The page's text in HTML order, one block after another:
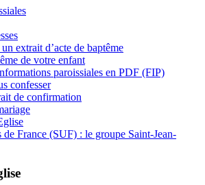
extrait d’acte de baptême
de votre enfant
paroissiales en PDF (FIP)
confesser
de confirmation
de France (SUF) : le groupe Saint-Jean-